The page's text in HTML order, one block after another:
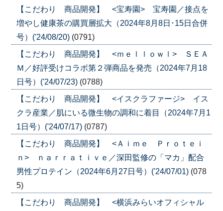
【こだわり 商品開発】 <宝寿園> 宝寿園／接点を
増やし健康茶の購買層拡大（2024年8月8日･15日合併
号）('24/08/20) (0791)
【こだわり 商品開発】 <ｍｅｌｌｏｗｌ> ＳＥＡ
Ｍ／好評受けコラボ第２弾商品を発売（2024年7月18
日号）('24/07/23) (0788)
【こだわり 商品開発】 <イスクラファージ> イス
クラ産業／肌にいる微生物の調和に着目（2024年7月1
1日号）('24/07/17) (0787)
【こだわり 商品開発】 <Ａｉｍｅ Ｐｒｏｔｅｉ
ｎ> ｎａｒｒａｔｉｖｅ／深田監修の「マカ」配合
男性プロテイン（2024年6月27日号）('24/07/01) (078
5)
【こだわり 商品開発】 <横浜みらいオフィシャル